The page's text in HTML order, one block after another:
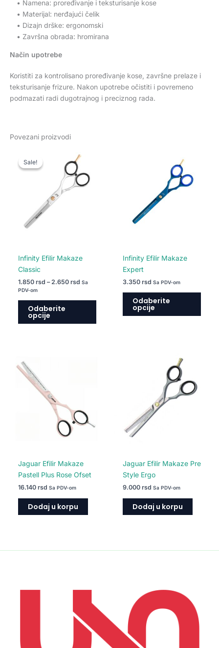
• Namena: proređivanje i teksturisanje kose
• Materijal: nerđajući čelik
• Dizajn drške: ergonomski
• Završna obrada: hromirana
Način upotrebe
Koristiti za kontrolisano proređivanje kose, završne prelaze i
teksturisanje frizure. Nakon upotrebe očistiti i povremeno
podmazati radi dugotrajnog i preciznog rada.
Povezani proizvodi
Sale!
Sale!
Infinity Efilir Makaze
Classic
1.850 rsd – 2.650 rsd
cena:
1.850 rsd
do
2.650 rsd
Sa
PDV-om
Odaberite
opcije
Infinity Efilir Makaze
Expert
3.350 rsd Sa PDV-om
Odaberite
opcije
Jaguar Efilir Makaze
Pastell Plus Rose Ofset
16.140 rsd Sa PDV-om
Dodaj u korpu
Jaguar Efilir Makaze Pre
Style Ergo
9.000 rsd Sa PDV-om
Dodaj u korpu